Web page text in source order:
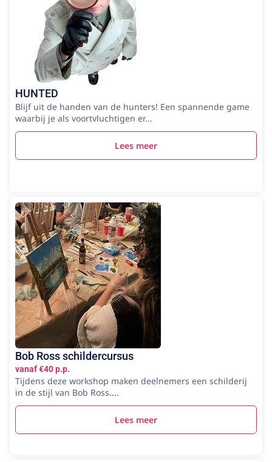
HUNTED
Blijf uit de handen van de hunters! Een spannende game
waarbij je als voortvluchtigen er...
Lees meer
Bob Ross schildercursus
vanaf €40 p.p.
Tijdens deze workshop maken deelnemers een schilderij
in de stijl van Bob Ross....
Lees meer